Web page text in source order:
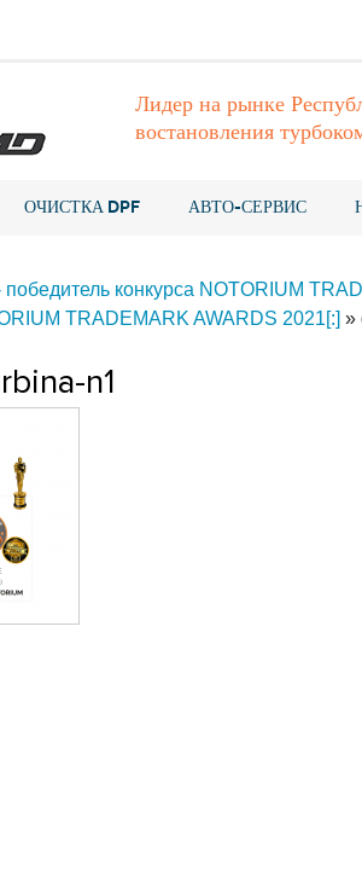
Лидер на рынке
востановления
ОЧИСТКА DPF АВТО-СЕРВИС
победитель конкурса NOTORIUM
TRADEMARK AWARDS 2021[:] »
n1